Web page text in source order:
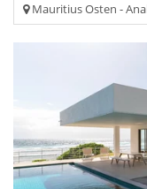
Mauritius Osten -